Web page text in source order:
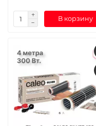
В корзину